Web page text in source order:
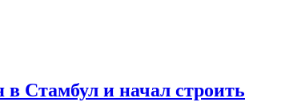
в Стамбул и начал строить